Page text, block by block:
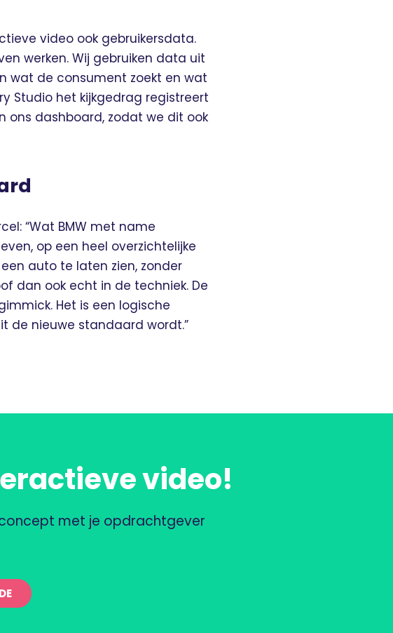
video ook gebruikersdata.
werken. Wij gebruiken data uit
wat de consument zoekt en wat
Studio het kijkgedrag registreert
ons dashboard, zodat we dit ook
“Wat BMW met name
op een heel overzichtelijke
auto te laten zien, zonder
dan ook echt in de techniek. De
Het is een logische
de nieuwe standaard wordt.”
video!
met je opdrachtgever